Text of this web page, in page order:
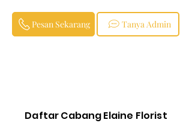
Tanya Admin
Pesan Sekarang
Daftar Cabang Elaine Florist